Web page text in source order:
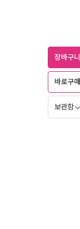
장바구니
바로구매
보관함